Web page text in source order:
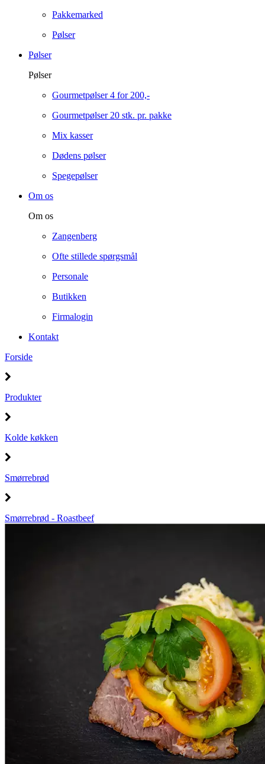
Pakkemarked
Pølser
Pølser
Pølser
Gourmetpølser 4 for 200,-
Gourmetpølser 20 stk. pr. pakke
Mix kasser
Dødens pølser
Spegepølser
Om os
Om os
Zangenberg
Ofte stillede spørgsmål
Personale
Butikken
Firmalogin
Kontakt
Forside
Produkter
Kolde køkken
Smørrebrød
Smørrebrød - Roastbeef